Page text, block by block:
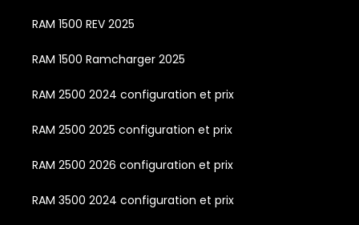
RAM 1500 REV 2025
RAM 1500 Ramcharger 2025
RAM 2500 2024 configuration et prix
RAM 2500 2025 configuration et prix
RAM 2500 2026 configuration et prix
RAM 3500 2024 configuration et prix